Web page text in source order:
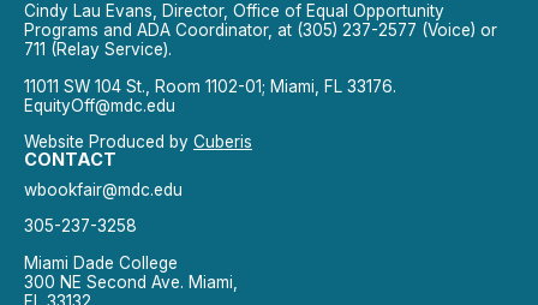
Cindy Lau Evans, Director, Office of Equal Opportunity
Programs and ADA Coordinator, at (305) 237-2577 (Voice) or
711 (Relay Service).
11011 SW 104 St., Room 1102-01; Miami, FL 33176.
EquityOff@mdc.edu
Website Produced by Cuberis
CONTACT
wbookfair@mdc.edu
305-237-3258
Miami Dade College
300 NE Second Ave. Miami,